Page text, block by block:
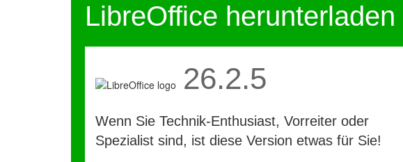
LibreOffice herunterladen
26.2.5
Wenn Sie Technik-Enthusiast, Vorreiter oder
Spezialist sind, ist diese Version etwas für Sie!